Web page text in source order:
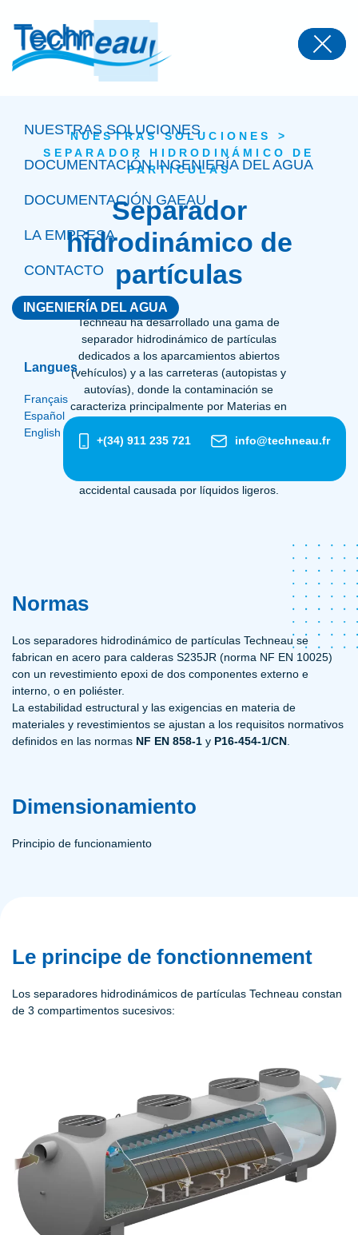
NUESTRAS SOLUCIONES
DOCUMENTACIÓN INGENIERÍA DEL AGUA
DOCUMENTACIÓN GAEAU
LA EMPRESA
CONTACTO
INGENIERÍA DEL AGUA
Langues
Français
Español
English
+(34) 911 235 721 info@techneau.fr
NUESTRAS SOLUCIONES
>
SEPARADOR HIDRODINÁMICO DE
PARTÍCULAS
Separador
hidrodinámico de
partículas
Techneau ha desarrollado una gama de
separador hidrodinámico de partículas
dedicados a los aparcamientos abiertos
(vehículos) y a las carreteras (autopistas y
autovías), donde la contaminación se
caracteriza principalmente por Materias en
suspensión en las que se fija la mayor parte
(80%) de los contaminantes. Estas
accidental causada por líquidos ligeros.
Normas
Los separadores hidrodinámico de partículas Techneau se
fabrican en acero para calderas S235JR (norma NF EN 10025)
con un revestimiento epoxi de dos componentes externo e
interno, o en poliéster.
La estabilidad estructural y las exigencias en materia de
materiales y revestimientos se ajustan a los requisitos normativos
definidos en las normas NF EN 858-1 y P16-454-1/CN
Dimensionamiento
Principio de funcionamiento
Le principe de fonctionnement
Los separadores hidrodinámicos de partículas Techneau constan
de 3 compartimentos sucesivos: